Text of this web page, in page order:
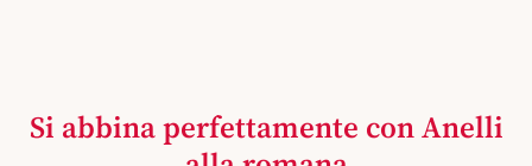
Si abbina perfettamente con Anelli